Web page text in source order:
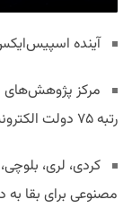
آینده
مرکز پژوهش‌های
رتبه ۷۵ دولت الکترونیکی است
کردی، لری،
مصنوعی برای بقا به